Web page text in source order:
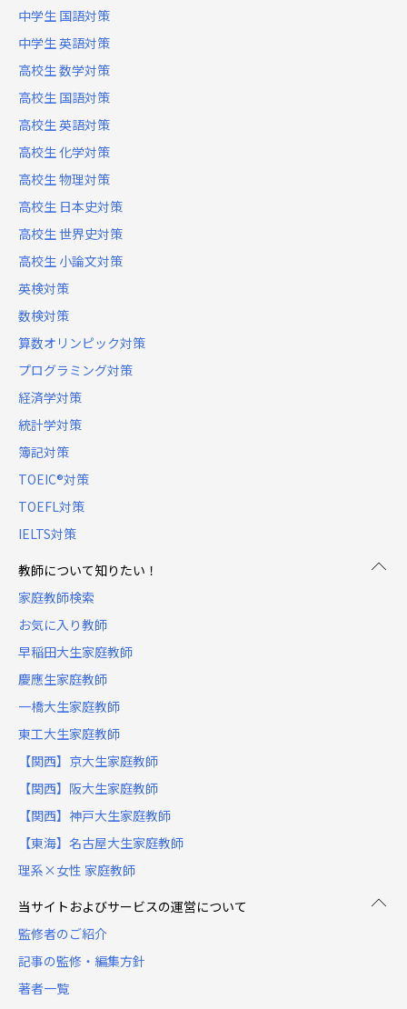
中学生 国語対策
中学生 英語対策
高校生 数学対策
高校生 国語対策
高校生 英語対策
高校生 化学対策
高校生 物理対策
高校生 日本史対策
高校生 世界史対策
高校生 小論文対策
英検対策
数検対策
算数オリンピック対策
プログラミング対策
経済学対策
統計学対策
簿記対策
TOEIC®対策
TOEFL対策
IELTS対策
教師について知りたい！
家庭教師検索
お気に入り教師
早稲田大生家庭教師
慶應生家庭教師
一橋大生家庭教師
東工大生家庭教師
【関西】京大生家庭教師
【関西】阪大生家庭教師
【関西】神戸大生家庭教師
【東海】名古屋大生家庭教師
理系×女性 家庭教師
当サイトおよびサービスの運営について
監修者のご紹介
記事の監修・編集方針
著者一覧